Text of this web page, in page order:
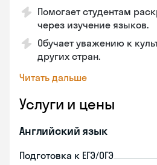
Помогает студентам
через изучение языков.
Обучает уважению к
других стран.
Читать дальше
Услуги и цены
Английский язык
Подготовка к ЕГЭ/ОГЭ